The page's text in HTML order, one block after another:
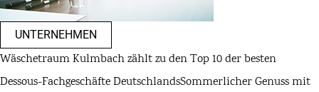
UNTERNEHMEN
Wäschetraum Kulmbach zählt zu den Top 10 der besten
Dessous-Fachgeschäfte DeutschlandsSommerlicher Genuss mit